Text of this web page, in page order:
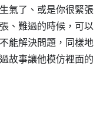
氣了、或是你很緊張
、難過的時候，可以
能解決問題，同樣地
故事讓他模仿裡面的